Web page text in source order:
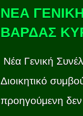
ΝΕΑ
ΒΑΡΔΑΣ
Nέα Γενική
Διοικητικό
προηγούμενη